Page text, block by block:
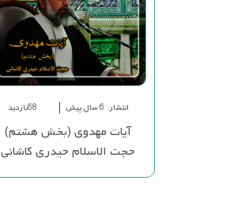
انتشار: 6 سال پیش 68بازدید
آیات مهدوی (بخش هشتم)
حجت الاسلام حیدری کاشانی